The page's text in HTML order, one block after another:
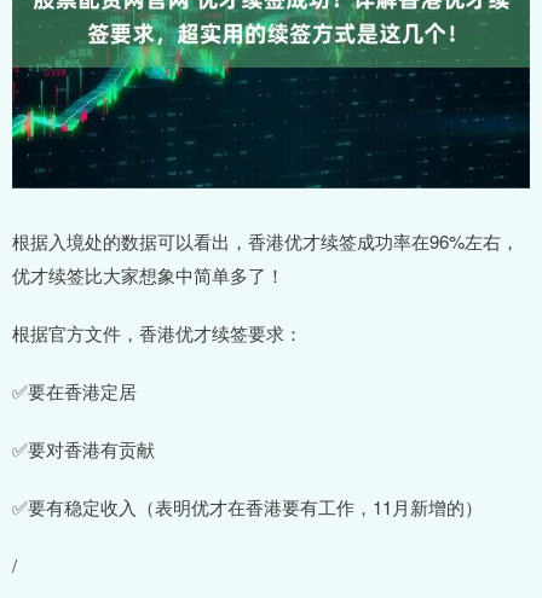
根据入境处的数据可以看出，香港优才续签成功率在96%左右，
优才续签比大家想象中简单多了！
根据官方文件，香港优才续签要求：
✅要在香港定居
✅要对香港有贡献
✅要有稳定收入（表明优才在香港要有工作，11月新增的）
/